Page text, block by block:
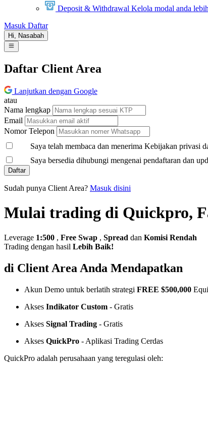
Deposit & Withdrawal Kelola modal anda
Masuk Daftar
Hi, Nasabah
Daftar Client Area
Lanjutkan dengan Google
atau
Nama lengkap
Email
Nomor Telepon
Saya telah membaca dan menerima Kebijakan privasi
Saya bersedia dihubungi mengenai pendaftaran dan
Daftar
Sudah punya Client Area? Masuk disini
Mulai trading di Quickpro,
Leverage 1:500 , Free Swap , Spread dan Komisi Rendah
Trading dengan hasil Lebih Baik!
di Client Area Anda Mendapatkan
Akun Demo untuk berlatih strategi FREE $500,000
Akses Indikator Custom - Gratis
Akses Signal Trading - Gratis
Akses QuickPro - Aplikasi Trading Cerdas
QuickPro adalah perusahaan yang teregulasi oleh: